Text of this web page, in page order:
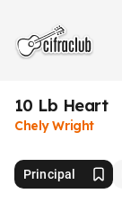
10 Lb Heart
Chely Wright
Principal